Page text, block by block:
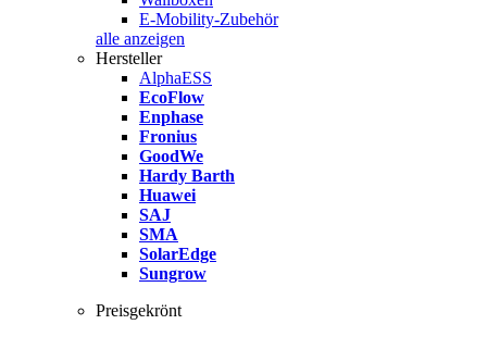
E-Mobility-Zubehör
alle anzeigen
Hersteller
AlphaESS
EcoFlow
Enphase
Fronius
GoodWe
Hardy Barth
Huawei
SAJ
SMA
SolarEdge
Sungrow
Preisgekrönt